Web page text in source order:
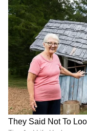
ಟ್ರೆಡಿಷನಲ್‌ ಆಗಿ ಪಿಂಕ್‌
ಕುಪ್ಪಸದ
ನಲ್ಲೂ ನಮ್ರತಾ